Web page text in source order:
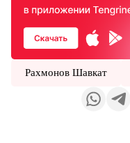
Рахмонов Шавкат